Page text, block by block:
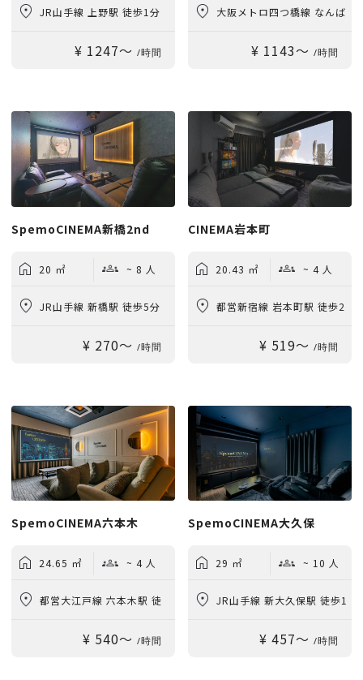
JR山手線 上野駅 徒歩1分
¥ 1247〜 /時間
大阪メトロ四つ橋線 なんば
駅 徒歩1分¥ 1143〜 /時間
SpemoCINEMA新橋2nd
20 ㎡ ~ 8 人
JR山手線 新橋駅 徒歩5分
¥ 270〜 /時間
CINEMA岩本町
20.43 ㎡ ~ 4 人
都営新宿線 岩本町駅 徒歩2
¥ 519〜 /時間
SpemoCINEMA六本木
24.65 ㎡ ~ 4 人
都営大江戸線 六本木駅 徒
¥ 540〜 /時間
SpemoCINEMA大久保
29 ㎡ ~ 10 人
JR山手線 新大久保駅 徒歩1
¥ 457〜 /時間